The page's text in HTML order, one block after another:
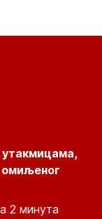
утакмицама,
2 минута